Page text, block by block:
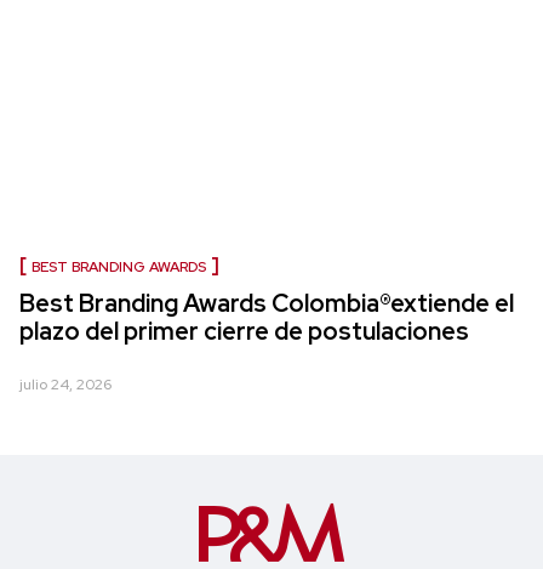
BEST BRANDING AWARDS
Best Branding Awards Colombia®extiende el
plazo del primer cierre de postulaciones
julio 24, 2026